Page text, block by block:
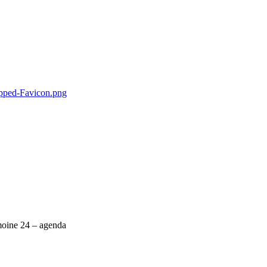
24 – agenda